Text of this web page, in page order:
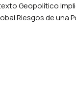
Geopolítico
Riesgos de una